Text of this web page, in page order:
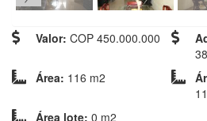
Valor: COP 450.000.000
Área: 116 m2
Área lote: 0 m2